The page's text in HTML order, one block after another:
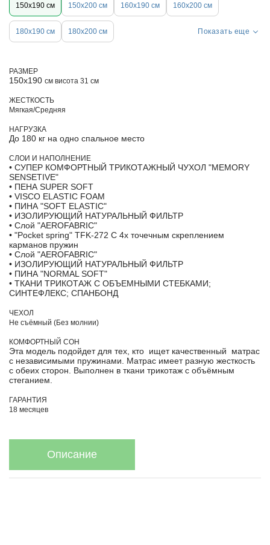
150х190 см 150х200 см 160х190 см 160х200 см
180х190 см 180х200 см Показать еще
РАЗМЕР
150х190 см висота 31 см
ЖЕСТКОСТЬ
Мягкая/Средняя
НАГРУЗКА
До 180 кг на одно спальное место
СЛОИ И НАПОЛНЕНИЕ
• СУПЕР КОМФОРТНЫЙ ТРИКОТАЖНЫЙ ЧУХОЛ "MEMORY
SENSETIVE"
• ПЕНА SUPER SOFT
• VISCO ELASTIC FOAM
• ПИНА "SOFT ELASTIC"
• ИЗОЛИРУЮЩИЙ НАТУРАЛЬНЫЙ ФИЛЬТР
• Слой "AEROFABRIC"
• "Pocket spring" TFK-272 С 4х точечным скреплением
карманов пружин
• Слой "AEROFABRIC"
• ИЗОЛИРУЮЩИЙ НАТУРАЛЬНЫЙ ФИЛЬТР
• ПИНА "NORMAL SOFT"
• ТКАНИ ТРИКОТАЖ С ОБЪЕМНЫМИ СТЕБКАМИ;
СИНТЕФЛЕКС; СПАНБОНД
ЧЕХОЛ
Не съёмный (Без молнии)
КОМФОРТНЫЙ СОН
Эта модель подойдет для тех, кто ищет качественный матрас
с независимыми пружинами. Матрас имеет разную жесткость
с обеих сторон. Выполнен в ткани трикотаж с объёмным
стеганием.
ГАРАНТИЯ
18 месяцев
Описание